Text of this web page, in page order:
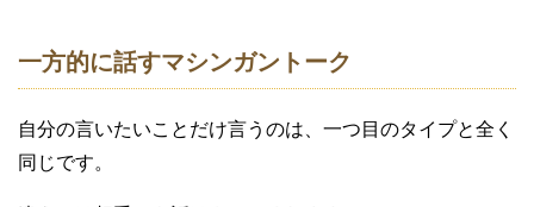
一方的に話すマシンガントーク
自分の言いたいことだけ言うのは、一つ目のタイプと全く
同じです。